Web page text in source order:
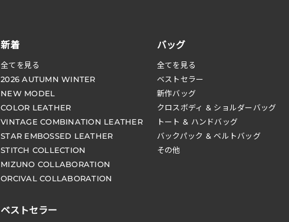
新着
全てを見る
2026 AUTUMN WINTER
NEW MODEL
COLOR LEATHER
VINTAGE COMBINATION LEATHER
STAR EMBOSSED LEATHER
STITCH COLLECTION
MIZUNO COLLABORATION
ORCIVAL COLLABORATION
ベストセラー
バッグ
全てを見る
ベストセラー
新作バッグ
クロスボディ & ショルダーバッグ
トート & ハンドバッグ
バックパック & ベルトバッグ
その他